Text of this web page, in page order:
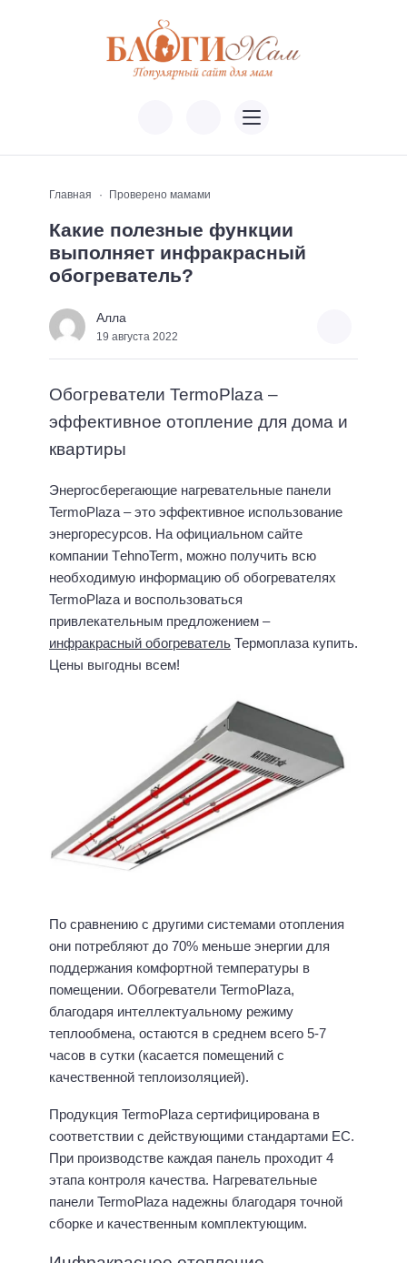
Главная Проверено мамами
Какие полезные функции
выполняет инфракрасный
обогреватель?
Алла
19 августа 2022
Обогреватели TermoPlaza –
эффективное отопление для дома и
квартиры
Энергосберегающие нагревательные панели
TermoPlaza – это эффективное использование
энергоресурсов. На официальном сайте
компании ТehnoTerm, можно получить всю
необходимую информацию об обогревателях
TermoPlaza и воспользоваться
привлекательным предложением –
инфракрасный обогреватель Термоплаза купить.
Цены выгодны всем!
По сравнению с другими системами отопления
они потребляют до 70% меньше энергии для
поддержания комфортной температуры в
помещении. Обогреватели TermoPlaza,
благодаря интеллектуальному режиму
теплообмена, остаются в среднем всего 5-7
часов в сутки (касается помещений с
качественной теплоизоляцией).
Продукция TermoPlaza сертифицирована в
соответствии с действующими стандартами ЕС.
При производстве каждая панель проходит 4
этапа контроля качества. Нагревательные
панели TermoPlaza надежны благодаря точной
сборке и качественным комплектующим.